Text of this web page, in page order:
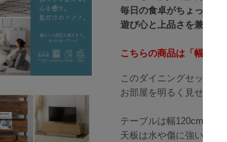
毎日の食卓がちょっと特
遊び心と上品さを兼ね備
こちらの商品は「幅
このダイニングセットは
お部屋を明るく見せてく
テーブルは幅120cm×奥
天板は水や傷に強いPVC